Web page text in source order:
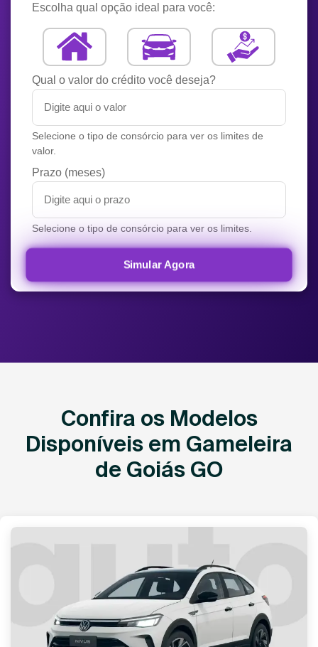
Escolha qual opção ideal para você:
Qual o valor do crédito você deseja?
Selecione o tipo de consórcio para ver os limites de
valor.
Prazo (meses)
Selecione o tipo de consórcio para ver os limites.
Simular Agora
Confira os Modelos
Disponíveis em Gameleira
de Goiás GO